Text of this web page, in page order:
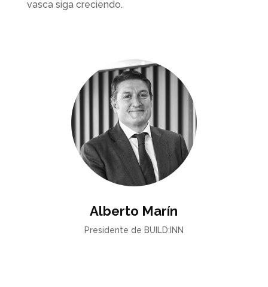
vasca siga creciendo.
Alberto Marín
Presidente de BUILD:INN